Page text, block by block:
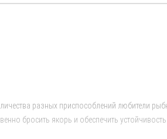
разных приспособлений любители
бросить якорь и обеспечить